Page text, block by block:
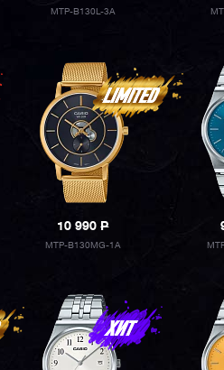
MTP-B130L-3A
10 990P
MTP-B130MG-1A